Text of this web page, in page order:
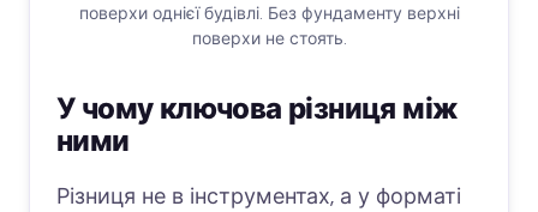
поверхи однієї будівлі. Без фундаменту верхні
поверхи не стоять.
У чому ключова різниця між
ними
Різниця не в інструментах, а у форматі